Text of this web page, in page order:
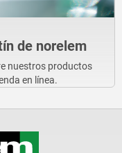
de norelem
nuestros productos
en línea.